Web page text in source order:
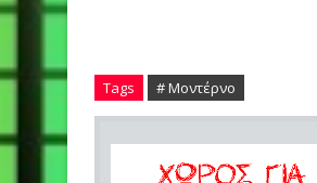
Tags # Μοντέρνο